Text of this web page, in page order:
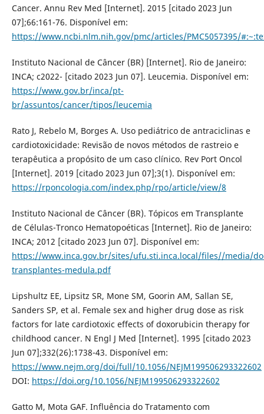
Cancer. Annu Rev Med [Internet]. 2015 [citado 2023 Jun
07];66:161-76. Disponível em:
https://www.ncbi.nlm.nih.gov/pmc/articles/PMC5057395/
Instituto Nacional de Câncer (BR) [Internet]. Rio de Janeiro:
INCA; c2022- [citado 2023 Jun 07]. Leucemia. Disponível em:
https://www.gov.br/inca/pt-
br/assuntos/cancer/tipos/leucemia
Rato J, Rebelo M, Borges A. Uso pediátrico de antraciclinas e
cardiotoxicidade: Revisão de novos métodos de rastreio e
terapêutica a propósito de um caso clínico. Rev Port Oncol
[Internet]. 2019 [citado 2023 Jun 07];3(1). Disponível em:
https://rponcologia.com/index.php/rpo/article/view/8
Instituto Nacional de Câncer (BR). Tópicos em Transplante
de Células-Tronco Hematopoéticas [Internet]. Rio de Janeiro:
INCA; 2012 [citado 2023 Jun 07]. Disponível em:
https://www.inca.gov.br/sites/ufu.sti.inca.local/files//media/
transplantes-medula.pdf
Lipshultz EE, Lipsitz SR, Mone SM, Goorin AM, Sallan SE,
Sanders SP, et al. Female sex and higher drug dose as risk
factors for late cardiotoxic effects of doxorubicin therapy for
childhood cancer. N Engl J Med [Internet]. 1995 [citado 2023
Jun 07];332(26):1738-43. Disponível em:
https://www.nejm.org/doi/full/10.1056/NEJM199506293322602
DOI: https://doi.org/10.1056/NEJM199506293322602
Gatto M, Mota GAF. Influência do Tratamento com